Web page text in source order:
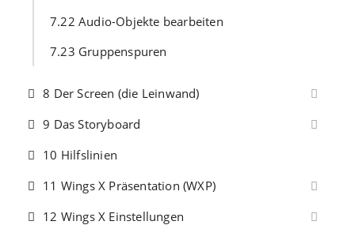
7.22 Audio-Objekte bearbeiten
7.23 Gruppenspuren
8 Der Screen (die Leinwand)
9 Das Storyboard
10 Hilfslinien
11 Wings X Präsentation (WXP)
12 Wings X Einstellungen